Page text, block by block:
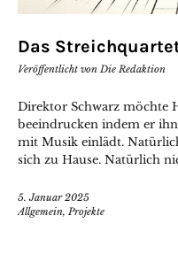
Das
Veröffentlicht von Die Redaktion
Direktor Schwarz möchte
beeindrucken indem er
mit Musik einlädt.
sich zu Hause. Natürlich
5. Januar 2025
Allgemein, Projekte